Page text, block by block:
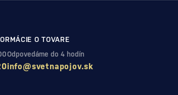
O TOVARE
Odpovedáme do 4 hodín
info@svetnapojov.sk